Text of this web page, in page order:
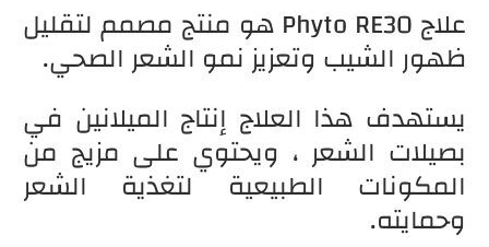
علاج Phyto RE30 هو منتج مصمم لتقليل
ظهور الشيب وتعزيز نمو الشعر الصحي.
يستهدف هذا العلاج إنتاج الميلانين في
بصيلات الشعر ، ويحتوي على مزيج من
المكونات الطبيعية لتغذية الشعر
وحمايته.